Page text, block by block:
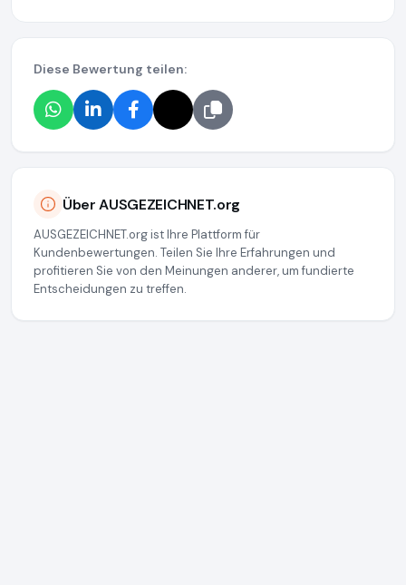
Diese Bewertung teilen:
Über AUSGEZEICHNET.org
AUSGEZEICHNET.org ist Ihre Plattform für
Kundenbewertungen. Teilen Sie Ihre Erfahrungen und
profitieren Sie von den Meinungen anderer, um fundierte
Entscheidungen zu treffen.